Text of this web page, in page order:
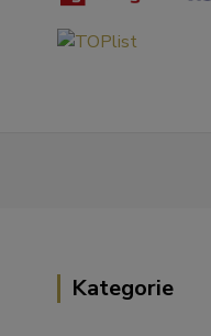
Kategorie